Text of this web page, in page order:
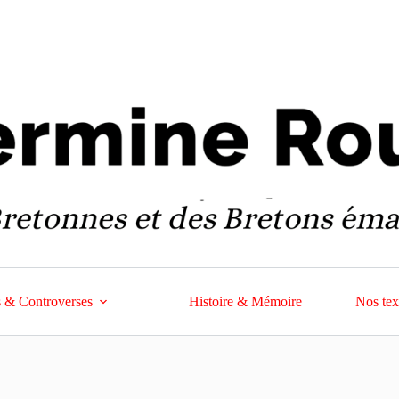
& Controverses Histoire & Mémoire Nos